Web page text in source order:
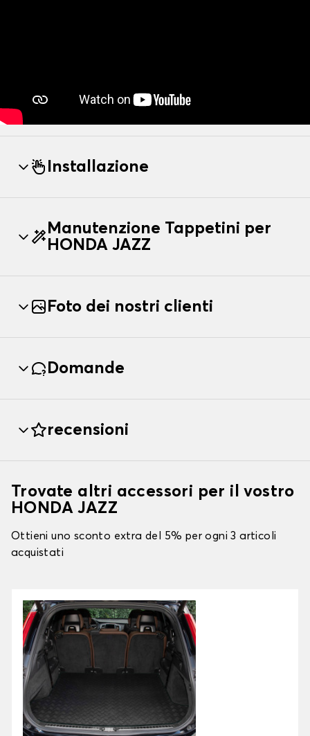
Installazione
Manutenzione Tappetini per
HONDA JAZZ
Foto dei nostri clienti
Domande
recensioni
Trovate altri accessori per il vostro
HONDA JAZZ
Ottieni uno sconto extra del 5% per ogni 3 articoli
acquistati